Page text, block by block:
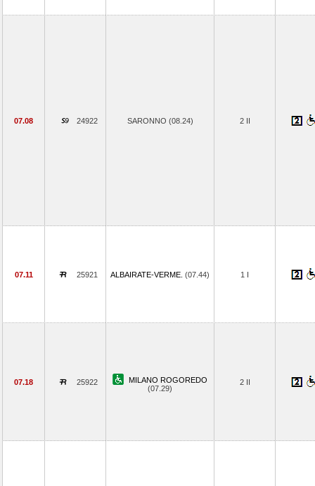
07.08 24922 SARONNO (08.24) 2 II
07.11 25921 ALBAIRATE-VERME. (07.44) 1 I
07.18 25922
MILANO ROGOREDO
(07.29)
2 II